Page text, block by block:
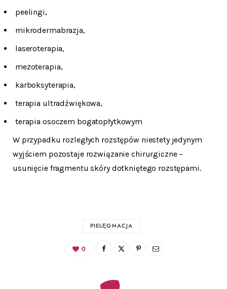
peelingi,
mikrodermabrazja,
laseroterapia,
mezoterapia,
karboksyterapia,
terapia ultradźwiękowa,
terapia osoczem bogatopłytkowym
W przypadku rozległych rozstępów niestety jedynym
wyjściem pozostaje rozwiązanie chirurgiczne –
usunięcie fragmentu skóry dotkniętego rozstępami.
PIELĘGNACJA
0